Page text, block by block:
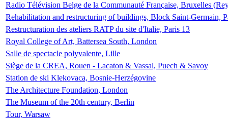
Radio Télévision Belge de la Communauté Française, Bruxelles
Rehabilitation and restructuring of buildings, Block Saint-Germain,
Restructuration des ateliers RATP du site d'Italie, Paris 13
Royal College of Art, Battersea South, London
Salle de spectacle polyvalente, Lille
Siège de la CREA, Rouen - Lacaton & Vassal, Puech & Savoy
Station de ski Klekovaca, Bosnie-Herzégovine
The Architecture Foundation, London
The Museum of the 20th century, Berlin
Tour, Warsaw